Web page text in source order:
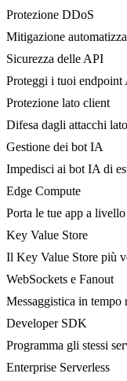
Protezione DDoS
Mitigazione
Sicurezza delle API
Proteggi i tuoi endpoint
Protezione lato client
Difesa dagli attacchi
Gestione dei bot IA
Impedisci ai bot IA di
Edge Compute
Porta le tue app a
Key Value Store
Il Key Value Store più
WebSockets e Fanout
Messaggistica in tempo
Developer SDK
Programma gli stessi
Enterprise Serverless